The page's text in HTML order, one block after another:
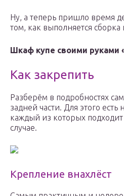
Ну, а теперь пришло время
том, как выполняется
Шкаф купе своими руками
Как закрепить
Разберём в подробностях
задней части. Для этого есть
каждый из которых
случае.
Крепление внахлёст